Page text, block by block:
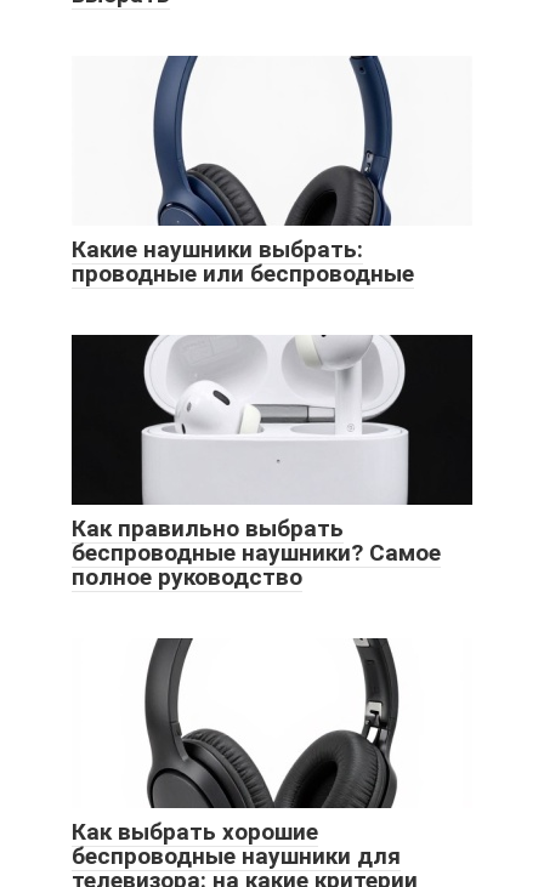
Какие наушники выбрать:
проводные или беспроводные
Как правильно выбрать
беспроводные наушники? Самое
полное руководство
Как выбрать хорошие
беспроводные наушники для
телевизора: на какие критерии